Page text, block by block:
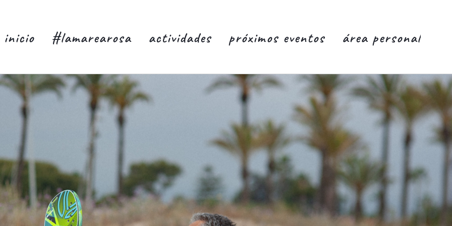
inicio #lamarearosa actividades próximos eventos área personal